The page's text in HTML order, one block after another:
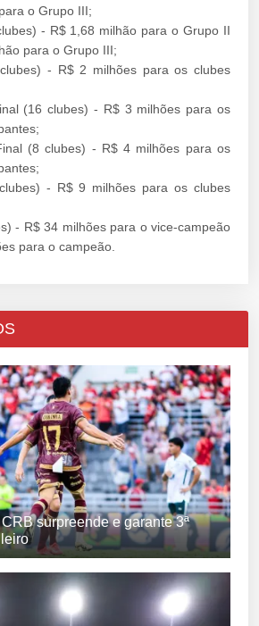
o Grupo III;
- R$ 1,68 milhão para o Grupo II
para o Grupo III;
- R$ 2 milhões para os clubes
(16 clubes) - R$ 3 milhões para os
(8 clubes) - R$ 4 milhões para os
- R$ 9 milhões para os clubes
- R$ 34 milhões para o vice-campeão
para o campeão.
surpreende e garante 3ª